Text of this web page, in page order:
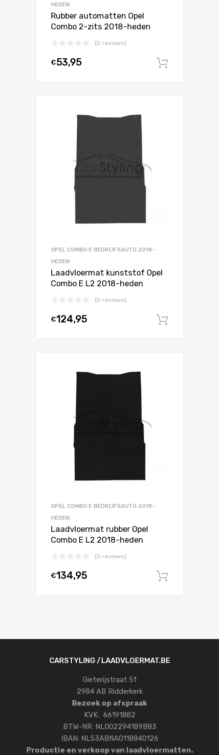
HEDEN
Rubber automatten Opel
Combo 2-zits 2018-heden
(0 reviews)
€53,95
OPEL COMBO E BEDRIJFSAUTO 2018-
HEDEN
Laadvloermat kunststof Opel
Combo E L2 2018-heden
(0 reviews)
€124,95
OPEL COMBO E BEDRIJFSAUTO 2018-
HEDEN
Laadvloermat rubber Opel
Combo E L2 2018-heden
(0 reviews)
€134,95
CARSTYLING /LAADVLOERMAT.BE
Gieterijstraat 51
2984 AB Ridderkerk
Bezoek op afspraak
KVK: 66191882
BTW-NR: NL002294189B83
IBAN: NL53ABNA0118840126
Productie en verkoop van laadvloermatten.